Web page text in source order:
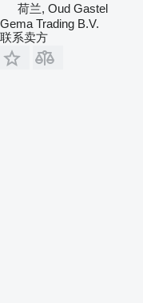
荷兰, Oud Gastel
Gema Trading B.V.
联系卖方